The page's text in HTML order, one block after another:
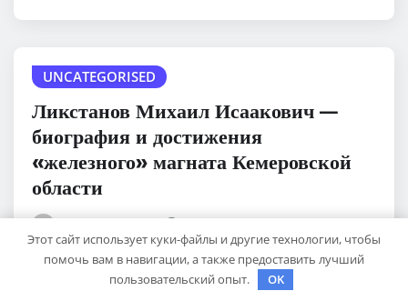
UNCATEGORISED
Ликстанов Михаил Исаакович —
биография и достижения
«железного» магната Кемеровской
области
sib_ecometal Фев 20, 2023
Этот сайт использует куки-файлы и другие технологии, чтобы
помочь вам в навигации, а также предоставить лучший
пользовательский опыт.
OK